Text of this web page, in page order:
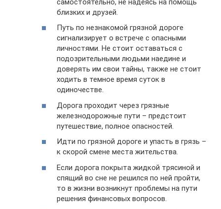
самостоятельно, не надеясь на помощь
близких и друзей.
Путь по незнакомой грязной дороге
сигнализирует о встрече с опасными
личностями. Не стоит оставаться с
подозрительными людьми наедине и
доверять им свои тайны, также не стоит
ходить в темное время суток в
одиночестве.
Дорога проходит через грязные
железнодорожные пути – предстоит
путешествие, полное опасностей.
Идти по грязной дороге и упасть в грязь –
к скорой смене места жительства.
Если дорога покрыта жидкой трясиной и
спящий во сне не решился по ней пройти,
то в жизни возникнут проблемы на пути
решения финансовых вопросов.